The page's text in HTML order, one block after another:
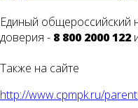
Единый общероссийский
доверия - 8 800 2000 122
Также на сайте
http://www.cpmpk.ru/